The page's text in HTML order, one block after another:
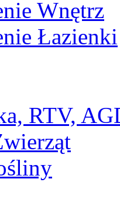
Wnętrz
Łazienki
RTV,